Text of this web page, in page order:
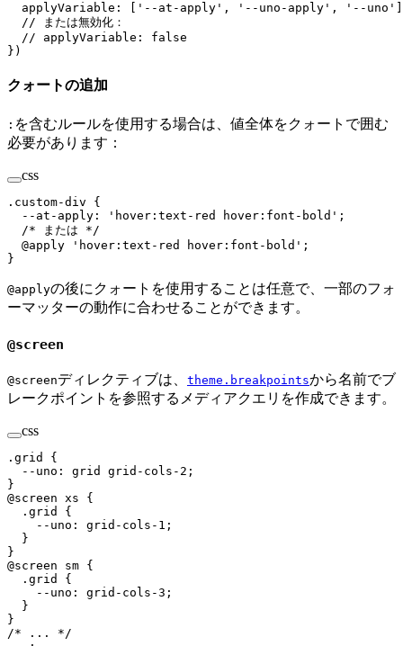
  applyVariable
: ' --at-apply ' , ' --uno-apply ' , ' --uno '
  // または無効化：
  // applyVariable: false
})
クォートの追加
: を含むルールを使用する場合は、値全体をクォートで囲む
必要があります：
css
. custom-div {
  --at-apply
: ' hover:text-red hover:font-bold ' ;
  /* または */
  @
apply ' hover : text-red hover:font-bold ' ;
}
@applyの後にクォートを使用することは任意で、一部のフォ
ーマッターの動作に合わせることができます。
@screen
@screenディレクティブは、 theme.breakpointsから名前でブ
レークポイントを参照するメディアクエリを作成できます。
css
. grid
{
  --uno
: grid grid-cols-2 ;
}
@screen xs {
  .
grid
{
    --uno
: grid-cols-1 ;
  }
}
@screen sm {
  .
grid
{
    --uno
: grid-cols-3 ;
  }
}
/* ... */